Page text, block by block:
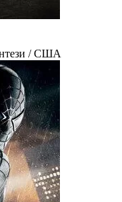
/ США